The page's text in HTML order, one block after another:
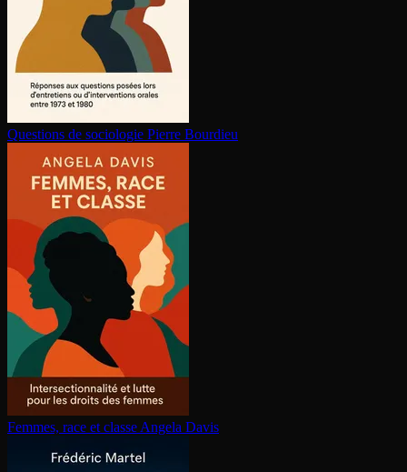
Questions de sociologie Pierre Bourdieu
Femmes, race et classe Angela Davis